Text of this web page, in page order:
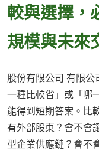
較與選擇，
規模與未來
股份有限公司 有限
一種比較省」或「哪
能得到短期答案。比
有外部股東？會不會
型企業供應鏈？會不